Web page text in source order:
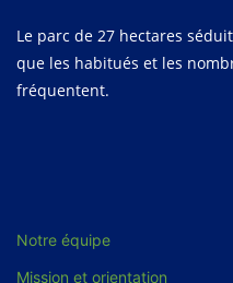
Le parc de 27 hectares
que les habitués et les
fréquentent.
Notre équipe
Mission et orientation